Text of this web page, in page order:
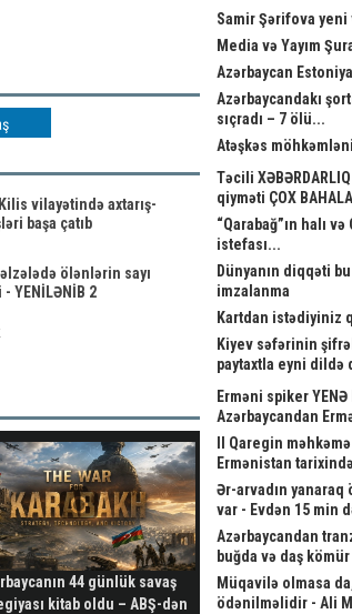
vilayətində axtarış-
başa çatıb
ölənlərin sayı
YENİLƏNİB 2
44 günlük savaş
kitab oldu – ABŞ-dən
Vahid aylıq
verilir? - Dövlət
Samir Şərifova yeni
Media və Yayım
Azərbaycan
Azərbaycandakı
sıçradı – 7 ölü...
Atəşkəs
Təcili
qiyməti ÇOX
“Qarabağ”ın halı
istefası...
Dünyanın diqqəti
imzalanma
Kartdan istədiyiniz
Kiyev səfərinin
paytaxtla eyni dildə
Erməni spiker
Azərbaycandan
II Qaregin məhkəmə
Ermənistan
Ər-arvadın
var - Evdən 15 min
Azərbaycandan
buğda və daş
Müqavilə olmasa
ödənilməlidir - Ali